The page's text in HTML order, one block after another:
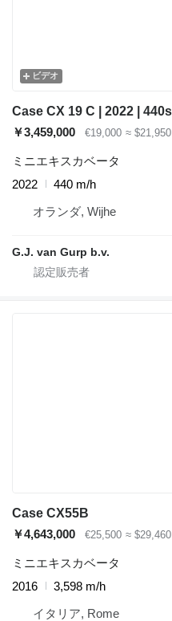
ビデオ
Case CX 19 C | 2022 |
￥3,459,000
€19,000 ≈ $21,950
ミニエキスカベータ
2022
440 m/h
オランダ, Wijhe
G.J. van Gurp b.v.
Case CX55B
￥4,643,000
€25,500 ≈ $29,460
ミニエキスカベータ
2016
3,598 m/h
イタリア, Rome